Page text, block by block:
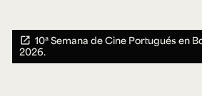
10ª Semana de Cine Portugués en
2026.